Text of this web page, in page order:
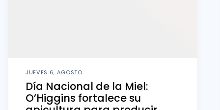
JUEVES 6, AGOSTO
Día Nacional de la Miel:
O’Higgins fortalece su